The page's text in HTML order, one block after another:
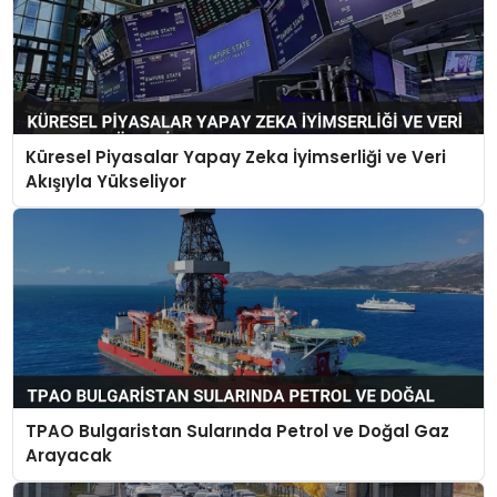
Küresel Piyasalar Yapay Zeka İyimserliği ve Veri
Akışıyla Yükseliyor
TPAO Bulgaristan Sularında Petrol ve Doğal Gaz
Arayacak